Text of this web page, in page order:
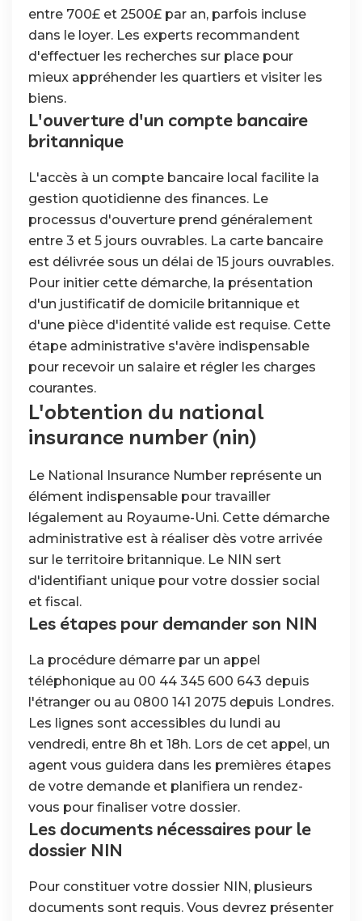
entre 700£ et 2500£ par an, parfois incluse
dans le loyer. Les experts recommandent
d'effectuer les recherches sur place pour
mieux appréhender les quartiers et visiter les
biens.
L'ouverture d'un compte bancaire
britannique
L'accès à un compte bancaire local facilite la
gestion quotidienne des finances. Le
processus d'ouverture prend généralement
entre 3 et 5 jours ouvrables. La carte bancaire
est délivrée sous un délai de 15 jours ouvrables.
Pour initier cette démarche, la présentation
d'un justificatif de domicile britannique et
d'une pièce d'identité valide est requise. Cette
étape administrative s'avère indispensable
pour recevoir un salaire et régler les charges
courantes.
L'obtention du national
insurance number (nin)
Le National Insurance Number représente un
élément indispensable pour travailler
légalement au Royaume-Uni. Cette démarche
administrative est à réaliser dès votre arrivée
sur le territoire britannique. Le NIN sert
d'identifiant unique pour votre dossier social
et fiscal.
Les étapes pour demander son NIN
La procédure démarre par un appel
téléphonique au 00 44 345 600 643 depuis
l'étranger ou au 0800 141 2075 depuis Londres.
Les lignes sont accessibles du lundi au
vendredi, entre 8h et 18h. Lors de cet appel, un
agent vous guidera dans les premières étapes
de votre demande et planifiera un rendez-
vous pour finaliser votre dossier.
Les documents nécessaires pour le
dossier NIN
Pour constituer votre dossier NIN, plusieurs
documents sont requis. Vous devrez présenter